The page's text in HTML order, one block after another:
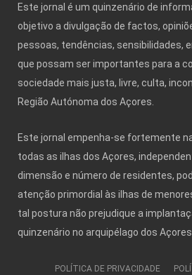
Este jornal é um quinzenário de
objetivo a divulgação de factos,
pessoas, tendências, sensibilidades,
que possam ser importantes para a
sociedade mais justa, livre, culta,
Região Autónoma dos Açores.
Este jornal empenha-se fortemente
todas as ilhas dos Açores,
dimensão e número de residentes,
atenção primordial às ilhas de
tal postura não prejudique a
quinzenário no arquipélago dos Açores.
POLÍTICA DE PRIVACIDADE